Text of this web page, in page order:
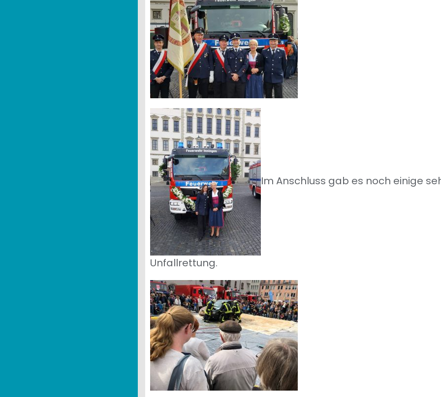
Im Anschluss gab es noch einige
Unfallrettung.